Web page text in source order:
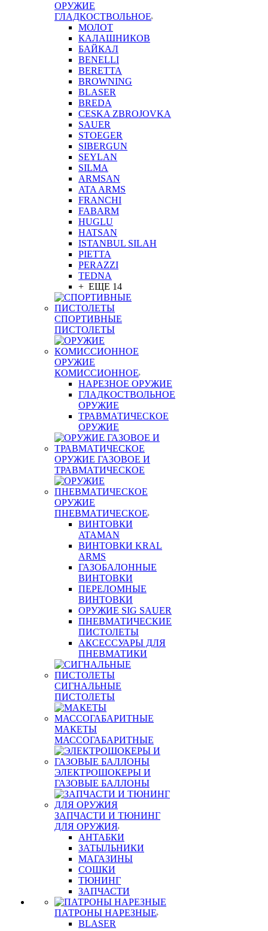
ОРУЖИЕ
ГЛАДКОСТВОЛЬНОЕ
МОЛОТ
КАЛАШНИКОВ
БАЙКАЛ
BENELLI
BERETTA
BROWNING
BLASER
BREDA
CESKA ZBROJOVKA
SAUER
STOEGER
SIBERGUN
SEYLAN
SILMA
ARMSAN
ATA ARMS
FRANCHI
FABARM
HUGLU
HATSAN
ISTANBUL SILAH
PIETTA
PERAZZI
TEDNA
+ ЕЩЕ 14
СПОРТИВНЫЕ
ПИСТОЛЕТЫ
ОРУЖИЕ
КОМИССИОННОЕ
НАРЕЗНОЕ ОРУЖИЕ
ГЛАДКОСТВОЛЬНОЕ
ОРУЖИЕ
ТРАВМАТИЧЕСКОЕ
ОРУЖИЕ
ОРУЖИЕ ГАЗОВОЕ И
ТРАВМАТИЧЕСКОЕ
ОРУЖИЕ
ПНЕВМАТИЧЕСКОЕ
ВИНТОВКИ
ATAMAN
ВИНТОВКИ KRAL
ARMS
ГАЗОБАЛОННЫЕ
ВИНТОВКИ
ПЕРЕЛОМНЫЕ
ВИНТОВКИ
ОРУЖИЕ SIG SAUER
ПНЕВМАТИЧЕСКИЕ
ПИСТОЛЕТЫ
АКСЕССУАРЫ ДЛЯ
ПНЕВМАТИКИ
СИГНАЛЬНЫЕ
ПИСТОЛЕТЫ
МАКЕТЫ
МАССОГАБАРИТНЫЕ
ЭЛЕКТРОШОКЕРЫ И
ГАЗОВЫЕ БАЛЛОНЫ
ЗАПЧАСТИ И ТЮНИНГ
ДЛЯ ОРУЖИЯ
АНТАБКИ
ЗАТЫЛЬНИКИ
МАГАЗИНЫ
СОШКИ
ТЮНИНГ
ЗАПЧАСТИ
ПАТРОНЫ НАРЕЗНЫЕ
BLASER